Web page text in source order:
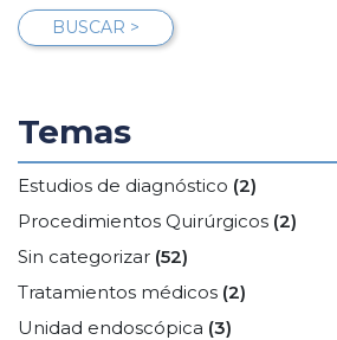
BUSCAR >
Temas
Estudios de diagnóstico (2)
Procedimientos Quirúrgicos (2)
Sin categorizar (52)
Tratamientos médicos (2)
Unidad endoscópica (3)